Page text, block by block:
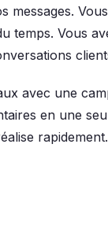
messages.
temps. Vous
avec une
en une
rapidement.